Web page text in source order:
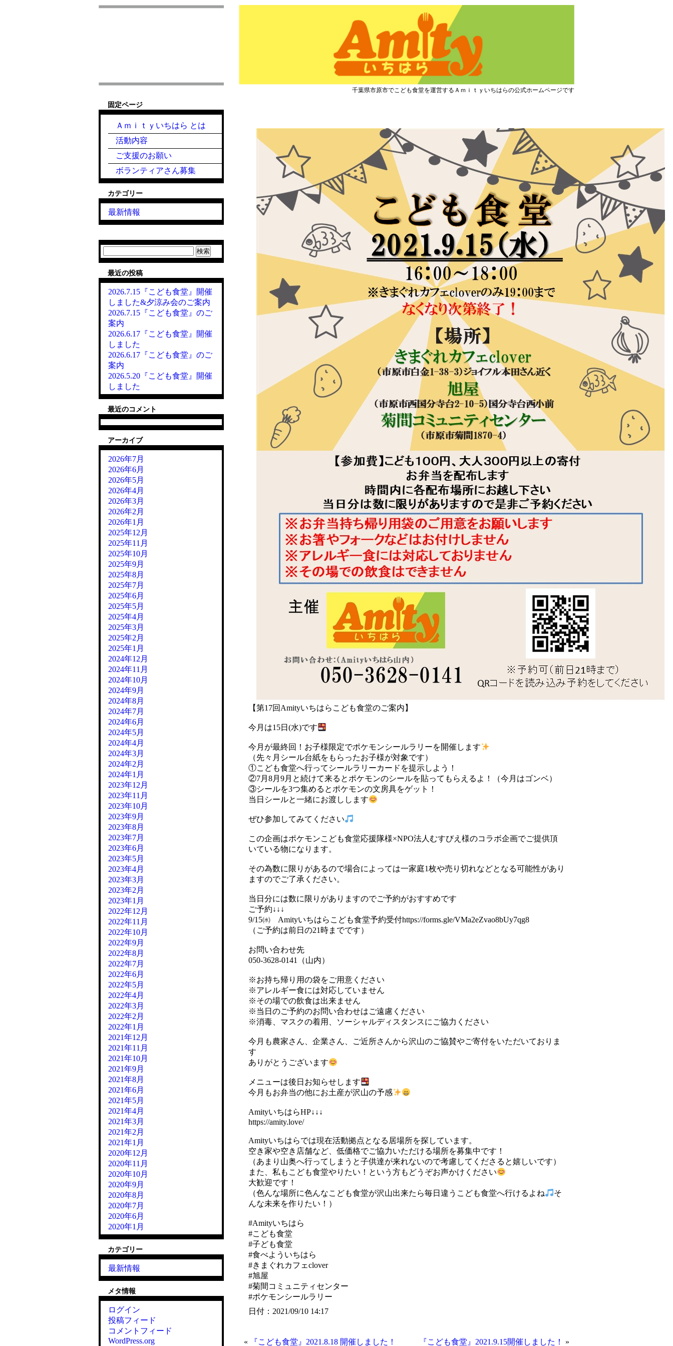
千葉県市原市でこども食堂を運営するＡｍｉｔｙいちはらの公式ホームページです
【第17回 Amityいちはらこども食堂のご案内】
今月は15日(水)です
今月が最終回！お子様限定でポケモンシールラリーを開催します
（先々月シール台紙をもらったお子様が対象です）
①こども食堂へ行ってシールラリーカードを提示しよう！
②7月8月9月と続けて来るとポケモンのシールを貼ってもらえるよ！（今月はゴンベ）
③シールを3つ集めるとポケモンの文房具をゲット！
当日シールと一緒にお渡しします
ぜひ参加してみてください
この企画はポケモンこども食堂応援隊様×NPO法人むすびえ様のコラボ企画でご提供頂
いている物になります。
その為数に限りがあるので場合によっては一家庭1枚や売り切れなどとなる可能性があり
ますのでご了承ください。
当日分には数に限りがありますのでご予約がおすすめです
ご予約↓↓↓
9/15㈬ Amityいちはらこども食堂予約受付https://forms.gle/VMa2eZvao8bUy7qg8
（ご予約は前日の21時までです）
お問い合わせ先
050-3628-0141（山内）
※お持ち帰り用の袋をご用意ください
※アレルギー食には対応していません
※その場での飲食は出来ません
※当日のご予約のお問い合わせはご遠慮ください
※消毒、マスクの着用、ソーシャルディスタンスにご協力ください
今月も農家さん、企業さん、ご近所さんから沢山のご協賛やご寄付をいただいておりま
す
ありがとうございます
メニューは後日お知らせします
今月もお弁当の他にお土産が沢山の予感
AmityいちはらHP↓↓↓
https://amity.love/
Amityいちはらでは現在活動拠点となる居場所を探しています。
空き家や空き店舗など、低価格でご協力いただける場所を募集中です！
（あまり山奥へ行ってしまうと子供達が来れないので考慮してくださると嬉しいです）
また、私もこども食堂やりたい！という方もどうぞお声かけください
大歓迎です！
（色んな場所に色んなこども食堂が沢山出来たら毎日違うこども食堂へ行けるよね
そ
んな未来を作りたい！）
#Amityいちはら
#こども食堂
#子ども食堂
#食べよういちはら
#きまぐれカフェclover
#旭屋
#菊間コミュニティセンター
#ポケモンシールラリー
日付：2021/09/10 14:17
« 『こども食堂』2021.8.18 開催しました！ 『こども食堂』2021.9.15開催しました！ »
固定ページ
Ａｍｉｔｙいちはら とは
活動内容
ご支援のお願い
ボランティアさん募集
カテゴリー
最新情報
索:
最近の投稿
2026.7.15『こども食堂』開催
しました&夕涼み会のご案内
2026.7.15『こども食堂』のご
案内
2026.6.17『こども食堂』開催
しました
2026.6.17『こども食堂』のご
案内
2026.5.20『こども食堂』開催
しました
最近のコメント
アーカイブ
2026年7月
2026年6月
2026年5月
2026年4月
2026年3月
2026年2月
2026年1月
2025年12月
2025年11月
2025年10月
2025年9月
2025年8月
2025年7月
2025年6月
2025年5月
2025年4月
2025年3月
2025年2月
2025年1月
2024年12月
2024年11月
2024年10月
2024年9月
2024年8月
2024年7月
2024年6月
2024年5月
2024年4月
2024年3月
2024年2月
2024年1月
2023年12月
2023年11月
2023年10月
2023年9月
2023年8月
2023年7月
2023年6月
2023年5月
2023年4月
2023年3月
2023年2月
2023年1月
2022年12月
2022年11月
2022年10月
2022年9月
2022年8月
2022年7月
2022年6月
2022年5月
2022年4月
2022年3月
2022年2月
2022年1月
2021年12月
2021年11月
2021年10月
2021年9月
2021年8月
2021年6月
2021年5月
2021年4月
2021年3月
2021年2月
2021年1月
2020年12月
2020年11月
2020年10月
2020年9月
2020年8月
2020年7月
2020年6月
2020年1月
カテゴリー
最新情報
メタ情報
ログイン
投稿フィード
コメントフィード
WordPress.org